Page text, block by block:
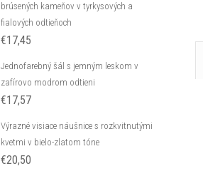
brúsených kameňov v tyrkysových a
fialových odtieňoch
€17,45
Jednofarebný šál s jemným leskom v
zafírovo modrom odtieni
€17,57
Výrazné visiace náušnice s rozkvitnutými
kvetmi v bielo-zlatom tóne
€20,50